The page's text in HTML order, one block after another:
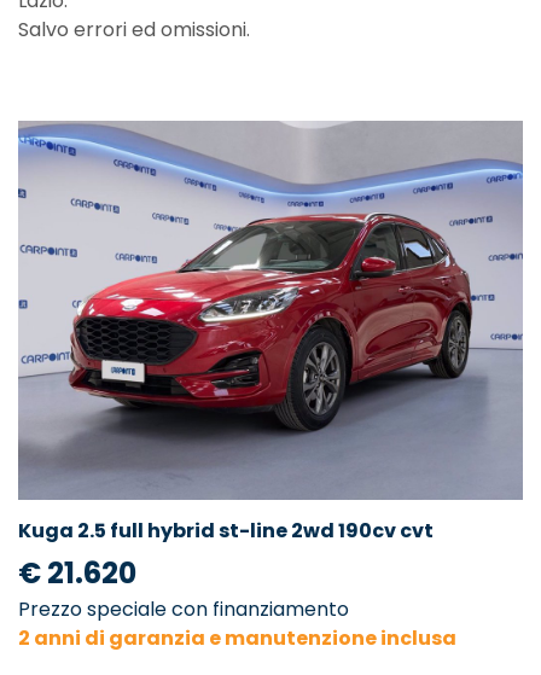
Salvo errori ed omissioni.
Kuga 2.5 full hybrid st-line 2wd 190cv cvt
€ 21.620
Prezzo speciale con finanziamento
2 anni di garanzia e manutenzione inclusa